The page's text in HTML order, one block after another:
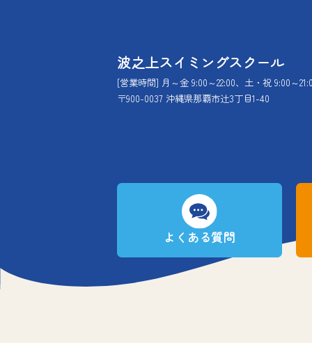
波之上スイミングスクール
[営業時間] 月～金 9:00～22:00、土・祝 9:00～
〒900-0037 沖縄県那覇市辻3丁目1-40
よくある質問